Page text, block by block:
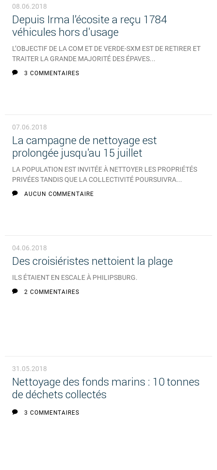
08.06.2018
Depuis Irma l’écosite a reçu 1784
véhicules hors d'usage
L’OBJECTIF DE LA COM ET DE VERDE-SXM EST DE RETIRER ET
TRAITER LA GRANDE MAJORITÉ DES ÉPAVES...
3 COMMENTAIRES
07.06.2018
La campagne de nettoyage est
prolongée jusqu'au 15 juillet
LA POPULATION EST INVITÉE À NETTOYER LES PROPRIÉTÉS
PRIVÉES TANDIS QUE LA COLLECTIVITÉ POURSUIVRA...
AUCUN COMMENTAIRE
04.06.2018
Des croisiéristes nettoient la plage
ILS ÉTAIENT EN ESCALE À PHILIPSBURG.
2 COMMENTAIRES
31.05.2018
Nettoyage des fonds marins : 10 tonnes
de déchets collectés
3 COMMENTAIRES